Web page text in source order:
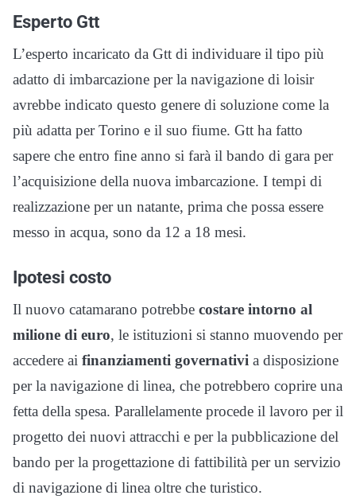
Esperto Gtt
L’esperto incaricato da Gtt di individuare il tipo più
adatto di imbarcazione per la navigazione di loisir
avrebbe indicato questo genere di soluzione come la
più adatta per Torino e il suo fiume. Gtt ha fatto
sapere che entro fine anno si farà il bando di gara per
l’acquisizione della nuova imbarcazione. I tempi di
realizzazione per un natante, prima che possa essere
messo in acqua, sono da 12 a 18 mesi.
Ipotesi costo
Il nuovo catamarano potrebbe costare intorno al
milione di euro, le istituzioni si stanno muovendo per
accedere ai finanziamenti governativi a disposizione
per la navigazione di linea, che potrebbero coprire una
fetta della spesa. Parallelamente procede il lavoro per il
progetto dei nuovi attracchi e per la pubblicazione del
bando per la progettazione di fattibilità per un servizio
di navigazione di linea oltre che turistico.